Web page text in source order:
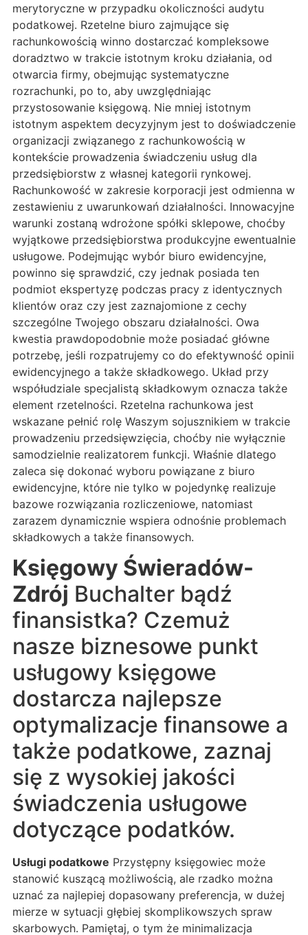
merytoryczne w przypadku okoliczności audytu
podatkowej. Rzetelne biuro zajmujące się
rachunkowością winno dostarczać kompleksowe
doradztwo w trakcie istotnym kroku działania, od
otwarcia firmy, obejmując systematyczne
rozrachunki, po to, aby uwzględniając
przystosowanie księgową. Nie mniej istotnym
istotnym aspektem decyzyjnym jest to doświadczenie
organizacji związanego z rachunkowością w
kontekście prowadzenia świadczeniu usług dla
przedsiębiorstw z własnej kategorii rynkowej.
Rachunkowość w zakresie korporacji jest odmienna w
zestawieniu z uwarunkowań działalności. Innowacyjne
warunki zostaną wdrożone spółki sklepowe, choćby
wyjątkowe przedsiębiorstwa produkcyjne ewentualnie
usługowe. Podejmując wybór biuro ewidencyjne,
powinno się sprawdzić, czy jednak posiada ten
podmiot ekspertyzę podczas pracy z identycznych
klientów oraz czy jest zaznajomione z cechy
szczególne Twojego obszaru działalności. Owa
kwestia prawdopodobnie może posiadać główne
potrzebę, jeśli rozpatrujemy co do efektywność opinii
ewidencyjnego a także składkowego. Układ przy
współudziale specjalistą składkowym oznacza także
element rzetelności. Rzetelna rachunkowa jest
wskazane pełnić rolę Waszym sojusznikiem w trakcie
prowadzeniu przedsięwzięcia, choćby nie wyłącznie
samodzielnie realizatorem funkcji. Właśnie dlatego
zaleca się dokonać wyboru powiązane z biuro
ewidencyjne, które nie tylko w pojedynkę realizuje
bazowe rozwiązania rozliczeniowe, natomiast
zarazem dynamicznie wspiera odnośnie problemach
składkowych a także finansowych.
Księgowy Świeradów-
Zdrój Buchalter bądź
finansistka? Czemuż
nasze biznesowe punkt
usługowy księgowe
dostarcza najlepsze
optymalizacje finansowe a
także podatkowe, zaznaj
się z wysokiej jakości
świadczenia usługowe
dotyczące podatków.
Usługi podatkowe Przystępny księgowiec może
stanowić kuszącą możliwością, ale rzadko można
uznać za najlepiej dopasowany preferencja, w dużej
mierze w sytuacji głębiej skomplikowszych spraw
skarbowych. Pamiętaj, o tym że minimalizacja